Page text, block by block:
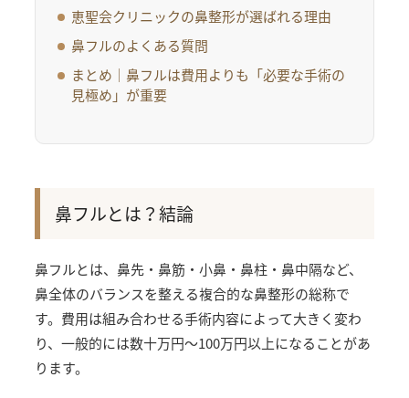
恵聖会クリニックの鼻整形が選ばれる理由
鼻フルのよくある質問
まとめ｜鼻フルは費用よりも「必要な手術の
見極め」が重要
鼻フルとは？結論
鼻フルとは、鼻先・鼻筋・小鼻・鼻柱・鼻中隔など、
鼻全体のバランスを整える複合的な鼻整形の総称で
す。費用は組み合わせる手術内容によって大きく変わ
り、一般的には数十万円〜100万円以上になることがあ
ります。